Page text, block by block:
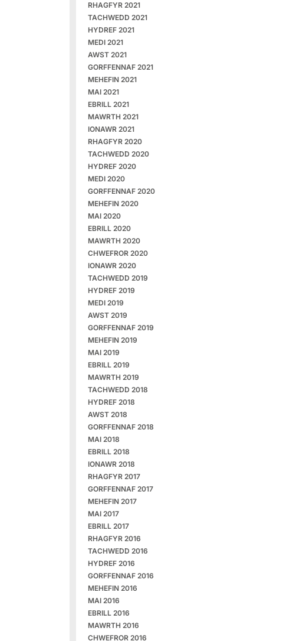
RHAGFYR 2021
TACHWEDD 2021
HYDREF 2021
MEDI 2021
AWST 2021
GORFFENNAF 2021
MEHEFIN 2021
MAI 2021
EBRILL 2021
MAWRTH 2021
IONAWR 2021
RHAGFYR 2020
TACHWEDD 2020
HYDREF 2020
MEDI 2020
GORFFENNAF 2020
MEHEFIN 2020
MAI 2020
EBRILL 2020
MAWRTH 2020
CHWEFROR 2020
IONAWR 2020
TACHWEDD 2019
HYDREF 2019
MEDI 2019
AWST 2019
GORFFENNAF 2019
MEHEFIN 2019
MAI 2019
EBRILL 2019
MAWRTH 2019
TACHWEDD 2018
HYDREF 2018
AWST 2018
GORFFENNAF 2018
MAI 2018
EBRILL 2018
IONAWR 2018
RHAGFYR 2017
GORFFENNAF 2017
MEHEFIN 2017
MAI 2017
EBRILL 2017
RHAGFYR 2016
TACHWEDD 2016
HYDREF 2016
GORFFENNAF 2016
MEHEFIN 2016
MAI 2016
EBRILL 2016
MAWRTH 2016
CHWEFROR 2016